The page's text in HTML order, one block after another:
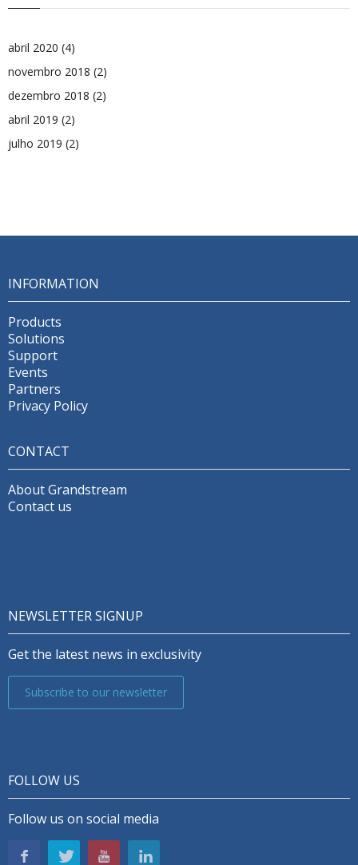
abril 2020 (4)
novembro 2018 (2)
dezembro 2018 (2)
abril 2019 (2)
julho 2019 (2)
INFORMATION
Products
Solutions
Support
Events
Partners
Privacy Policy
CONTACT
About Grandstream
Contact us
NEWSLETTER SIGNUP
Get the latest news in exclusivity
Subscribe to our newsletter
FOLLOW US
Follow us on social media